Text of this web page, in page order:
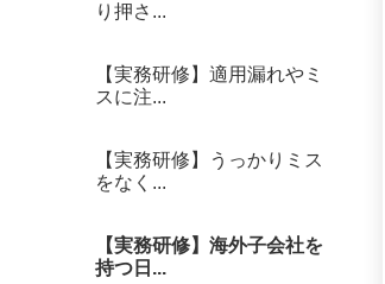
り押さ...
【実務研修】適用漏れやミ
スに注...
【実務研修】うっかりミス
をなく...
【実務研修】海外子会社を
持つ日...